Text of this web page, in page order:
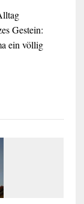
Gestein:
ein völlig